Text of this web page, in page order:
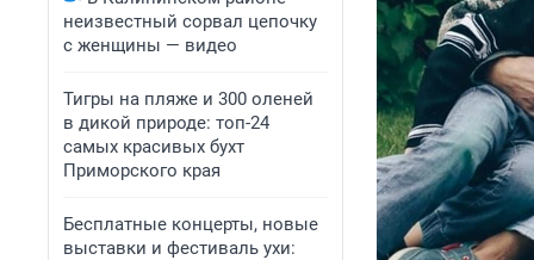
неизвестный сорвал цепочку
с женщины — видео
Тигры на пляже и 300 оленей
в дикой природе: топ-24
самых красивых бухт
Приморского края
Бесплатные концерты, новые
выставки и фестиваль ухи: